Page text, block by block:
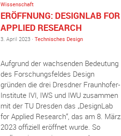
Wissenschaft
ERÖFFNUNG: DESIGNLAB FOR
APPLIED RESEARCH
3. April 2023 · Technisches Design
Aufgrund der wachsenden Bedeutung
des Forschungsfeldes Design
gründen die drei Dresdner Fraunhofer-
Institute IVI, IWS und IWU zusammen
mit der TU Dresden das „DesignLab
for Applied Research“, das am 8. März
2023 offiziell eröffnet wurde. So